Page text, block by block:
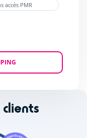
accès PMR